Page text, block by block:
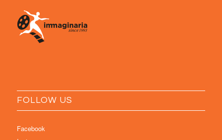
FOLLOW US
Facebook